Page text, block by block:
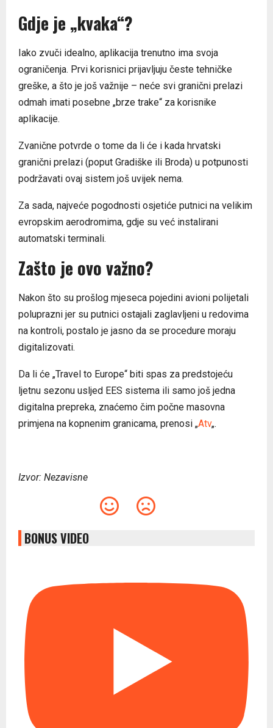
Gdje je „kvaka“?
Iako zvuči idealno, aplikacija trenutno ima svoja
ograničenja. Prvi korisnici prijavljuju česte tehničke
greške, a što je još važnije – neće svi granični prelazi
odmah imati posebne „brze trake“ za korisnike
aplikacije.
Zvanične potvrde o tome da li će i kada hrvatski
granični prelazi (poput Gradiške ili Broda) u potpunosti
podržavati ovaj sistem još uvijek nema.
Za sada, najveće pogodnosti osjetiće putnici na velikim
evropskim aerodromima, gdje su već instalirani
automatski terminali.
Zašto je ovo važno?
Nakon što su prošlog mjeseca pojedini avioni polijetali
poluprazni jer su putnici ostajali zaglavljeni u redovima
na kontroli, postalo je jasno da se procedure moraju
digitalizovati.
Da li će „Travel to Europe“ biti spas za predstojeću
ljetnu sezonu usljed EES sistema ili samo još jedna
digitalna prepreka, znaćemo čim počne masovna
primjena na kopnenim granicama, prenosi „Atv„.
Izvor: Nezavisne
BONUS VIDEO